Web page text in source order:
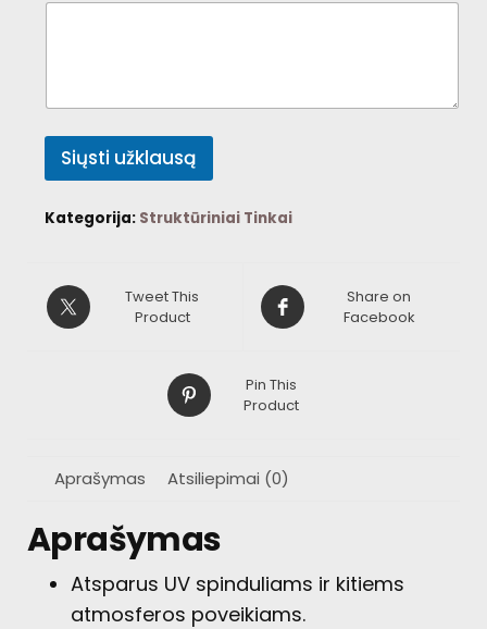
Siųsti užklausą
Kategorija: Struktūriniai Tinkai
Tweet This
Product
Share on
Facebook
Pin This
Product
Aprašymas Atsiliepimai (0)
Aprašymas
Atsparus UV spinduliams ir kitiems
atmosferos poveikiams.